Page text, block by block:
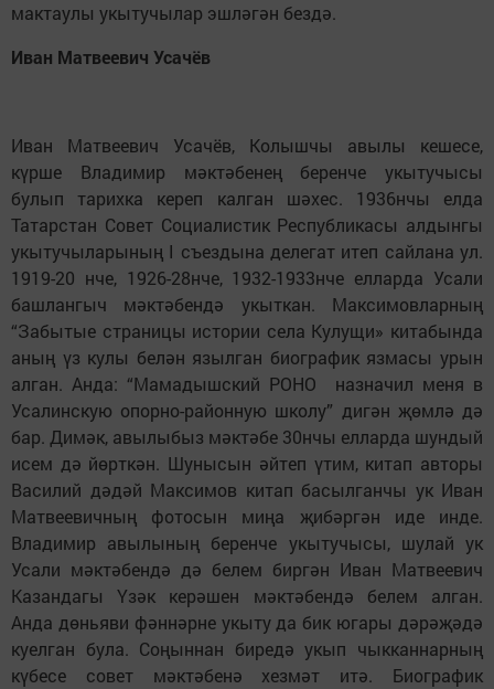
мактаулы укытучылар эшләгән бездә.
Иван Матвеевич Усачёв
Иван Матвеевич Усачёв, Колышчы авылы кешесе,
күрше Владимир мәктәбенең беренче укытучысы
булып тарихка кереп калган шәхес. 1936нчы елда
Татарстан Совет Социалистик Республикасы алдынгы
укытучыларының I съездына делегат итеп сайлана ул.
1919-20 нче, 1926-28нче, 1932-1933нче елларда Усали
башлангыч мәктәбендә укыткан. Максимовларның
“Забытые страницы истории села Кулущи» китабында
аның үз кулы белән язылган биографик язмасы урын
алган. Анда: “Мамадышский РОНО назначил меня в
Усалинскую опорно-районную школу” дигән җөмлә дә
бар. Димәк, авылыбыз мәктәбе 30нчы елларда шундый
исем дә йөрткән. Шунысын әйтеп үтим, китап авторы
Василий дәдәй Максимов китап басылганчы ук Иван
Матвеевичның фотосын миңа җибәргән иде инде.
Владимир авылының беренче укытучысы, шулай ук
Усали мәктәбендә дә белем биргән Иван Матвеевич
Казандагы Үзәк керәшен мәктәбендә белем алган.
Анда дөньяви фәннәрне укыту да бик югары дәрәҗәдә
куелган була. Соңыннан биредә укып чыкканнарның
күбесе совет мәктәбенә хезмәт итә. Биографик